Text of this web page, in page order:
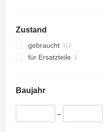
Zustand
gebraucht
für Ersatzteile
Baujahr
–